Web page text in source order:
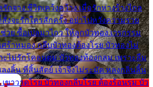
รักจาง ชีวิตเคว้งคว้าง เมื่อรักห่างร้างไกล
งจะรักใครสักครั้ง อย่าไปหวังความรวย
วย ซื้อเปลมาไกว ให้ลูกบัวทอง เวรกรรม
ศร้าหมอง กลีบบัวทองต้องโรย บัวทองไม่
ะไม่รักโคลนตม บัวทองท้องกลม เพราะลืม
งลิ้น ที่สิ้นสัตย์ เจ้าจึงไม่ระมัด หลงกลิ่นลิ้น
ขาวาดโรย บัวทองกลีบโรย ต้องร้อนรุม บัว